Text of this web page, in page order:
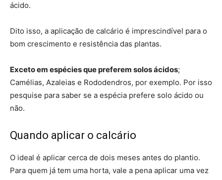
ácido.
Dito isso, a aplicação de calcário é imprescindível para o
bom crescimento e resistência das plantas.
Exceto em espécies que preferem solos ácidos;
Camélias, Azaleias e Rododendros, por exemplo. Por isso
pesquise para saber se a espécia prefere solo ácido ou
não.
Quando aplicar o calcário
O ideal é aplicar cerca de dois meses antes do plantio.
Para quem já tem uma horta, vale a pena aplicar uma vez